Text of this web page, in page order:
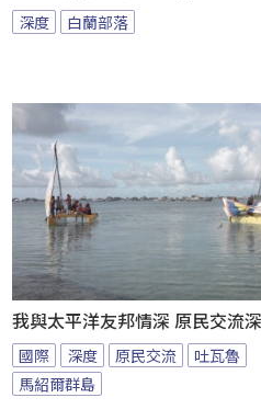
深度 白蘭部落
我與太平洋友邦情深 原民交流
國際 深度 原民交流
吐瓦魯
馬紹爾群島